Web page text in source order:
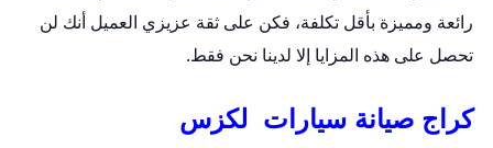
رائعة ومميزة بأقل تكلفة، فكن على ثقة عزيزي العميل أنك لن
تحصل على هذه المزايا إلا لدينا نحن فقط.
كراج صيانة سيارات لكزس